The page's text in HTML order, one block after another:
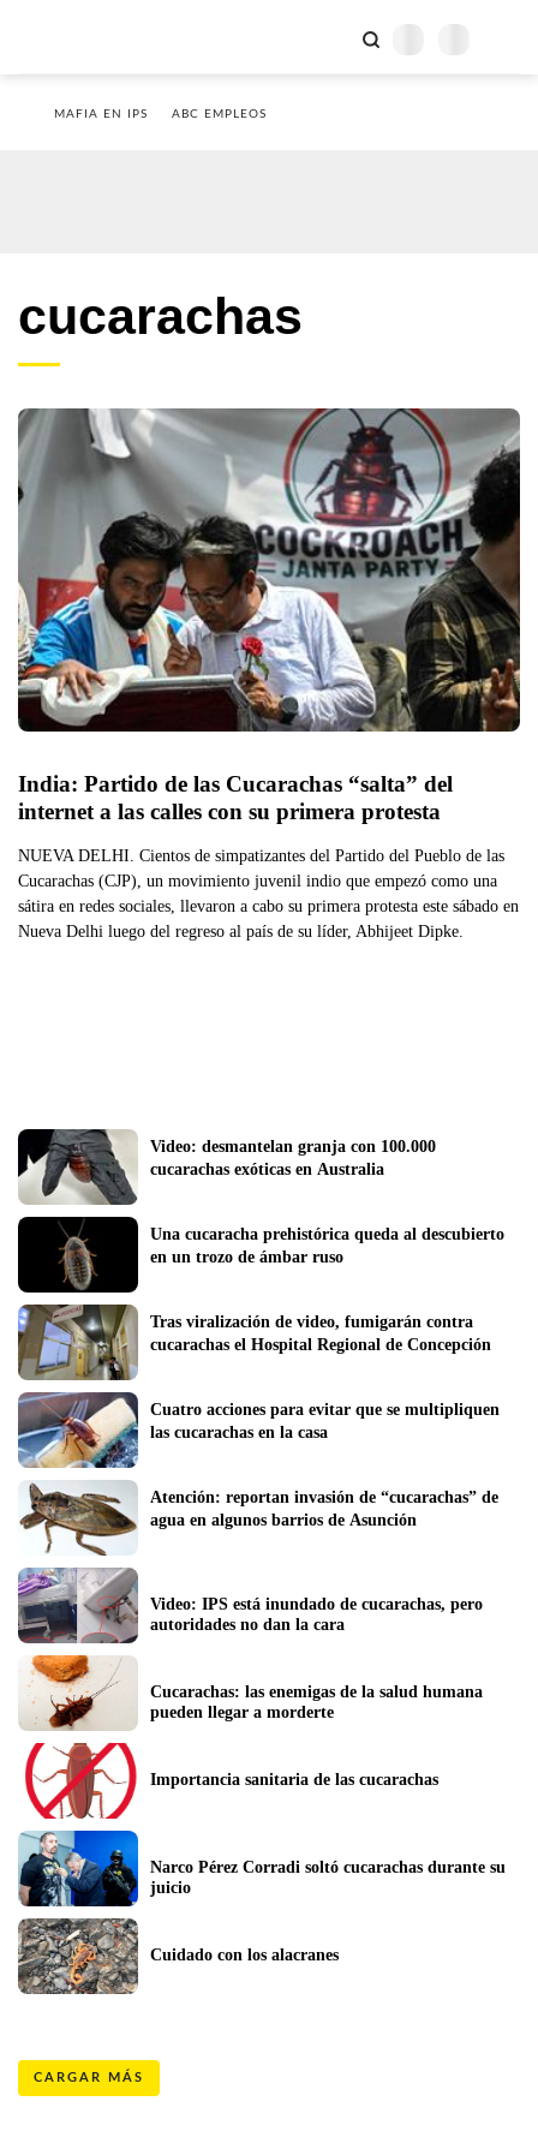
MAFIA EN IPS ABC EMPLEOS
cucarachas
India: Partido de las Cucarachas “salta” del
internet a las calles con su primera protesta
NUEVA DELHI. Cientos de simpatizantes del Partido del Pueblo de las
Cucarachas (CJP), un movimiento juvenil indio que empezó como una
sátira en redes sociales, llevaron a cabo su primera protesta este sábado en
Nueva Delhi luego del regreso al país de su líder, Abhijeet Dipke.
Video: desmantelan granja con 100.000
cucarachas exóticas en Australia
Una cucaracha prehistórica queda al descubierto
en un trozo de ámbar ruso
Tras viralización de video, fumigarán contra
Cuatro acciones para evitar que se multipliquen
las cucarachas en la casa
Atención: reportan invasión de “cucarachas” de
agua en algunos barrios de Asunción
Video: IPS está inundado de cucarachas, pero
Cucarachas: las enemigas de la salud humana
pueden llegar a morderte
Importancia sanitaria de las cucarachas
Narco Pérez Corradi soltó cucarachas durante su
juicio
Cuidado con los alacranes
CARGAR MÁS